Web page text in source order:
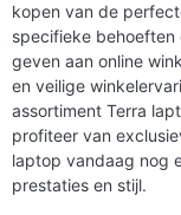
kopen van de
specifieke
geven aan online
en veilige
assortiment Terra
profiteer van
laptop vandaag nog
prestaties en stijl.